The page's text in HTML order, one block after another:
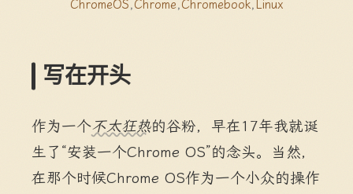
ChromeOS,Chrome,Chromebook, Linux
写在开头
作为一个不太狂热的谷粉，早在17年我就诞
生了“安装一个Chrome OS”的念头。当然，
在那个时候Chrome OS作为一个小众的操作